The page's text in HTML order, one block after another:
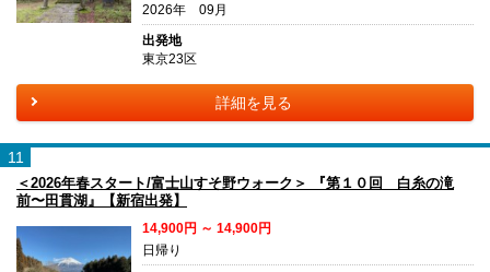
2026年 09月
出発地
東京23区
詳細を見る
11
＜2026年春スタート/富士山すそ野ウォーク＞ 『第１０回 白糸の滝
前〜田貫湖』【新宿出発】
14,900円 ～ 14,900円
日帰り